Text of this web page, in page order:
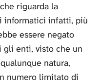
riguarda la
informatici infatti, più
essere negato
gli enti, visto che un
natura,
numero limitato di